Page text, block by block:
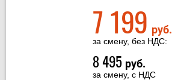
7 199руб.
за смену, без НДС:
8 495 руб.
за смену, с НДС